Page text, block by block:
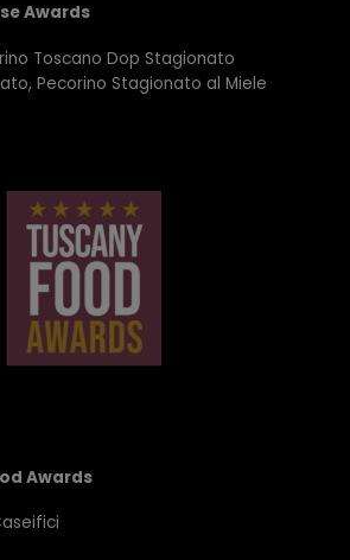
Awards
Toscano Dop Stagionato
Pecorino Stagionato al Miele
Awards